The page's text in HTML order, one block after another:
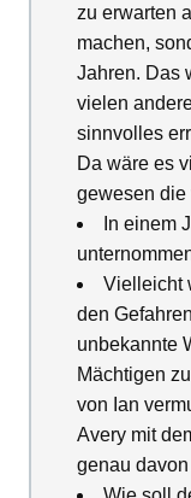
zu erwarten
machen,
Jahren. Das
vielen
sinnvolles
Da wäre es
gewesen die
In einem
Vielleicht
den
unbekannte
Mächtigen
von Ian
Avery mit
genau